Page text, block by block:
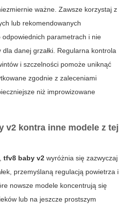
ważne. Zawsze korzystaj z
lub rekomendowanych
parametrach i nie
danej grzałki. Regularna kontrola
i szczelności pomoże uniknąć
zgodnie z zaleceniami
niż improwizowane
v2 kontra inne modele z tej
tfv8 baby v2 wyróżnia się zazwyczaj
przemyślaną regulacją powietrza i
nowsze modele koncentrują się
lub na jeszcze prostszym